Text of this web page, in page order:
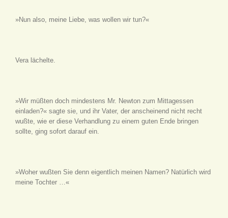
»Nun also, meine Liebe, was wollen wir tun?«
Vera lächelte.
»Wir müßten doch mindestens Mr. Newton zum Mittagessen
einladen?« sagte sie, und ihr Vater, der anscheinend nicht recht
wußte, wie er diese Verhandlung zu einem guten Ende bringen
sollte, ging sofort darauf ein.
»Woher wußten Sie denn eigentlich meinen Namen? Natürlich wird
meine Tochter …«